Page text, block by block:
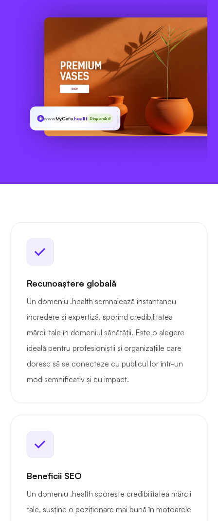
wwwMyCafe.health Disponibil!
Recunoaștere globală
Un domeniu .health semnalează instantaneu
încredere și expertiză, sporind credibilitatea
mărcii tale în domeniul sănătății. Este o alegere
ideală pentru profesioniștii și organizațiile care
doresc să se conecteze cu publicul lor într-un
mod semnificativ și cu impact.
Beneficii SEO
Un domeniu .health sporește credibilitatea mărcii
tale, susține o poziționare mai bună în motoarele